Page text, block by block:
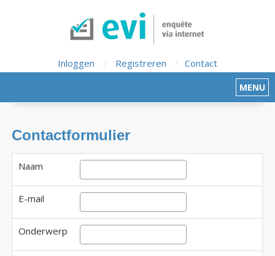
Inloggen / Registreren / Contact
MENU
Contactformulier
Naam
E-mail
Onderwerp